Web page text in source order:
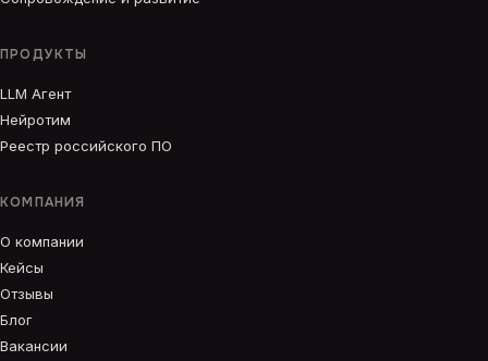
ПРОДУКТЫ
LLM Агент
Нейротим
Реестр российского ПО
КОМПАНИЯ
О компании
Кейсы
Отзывы
Блог
Вакансии